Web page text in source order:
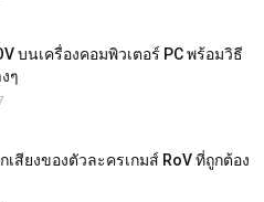
บนเครื่องคอมพิวเตอร์ PC พร้อมวิธี
ๆ
เสียงของตัวละครเกมส์ RoV ที่ถูกต้อง